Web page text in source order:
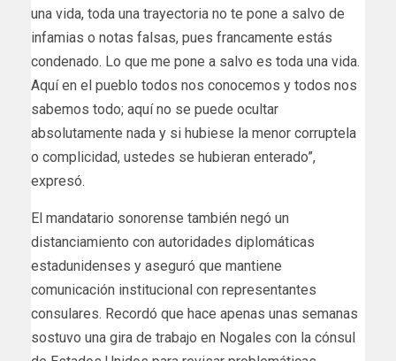
una vida, toda una trayectoria no te pone a salvo de
infamias o notas falsas, pues francamente estás
condenado. Lo que me pone a salvo es toda una vida.
Aquí en el pueblo todos nos conocemos y todos nos
sabemos todo; aquí no se puede ocultar
absolutamente nada y si hubiese la menor corruptela
o complicidad, ustedes se hubieran enterado”,
expresó.
El mandatario sonorense también negó un
distanciamiento con autoridades diplomáticas
estadunidenses y aseguró que mantiene
comunicación institucional con representantes
consulares. Recordó que hace apenas unas semanas
sostuvo una gira de trabajo en Nogales con la cónsul